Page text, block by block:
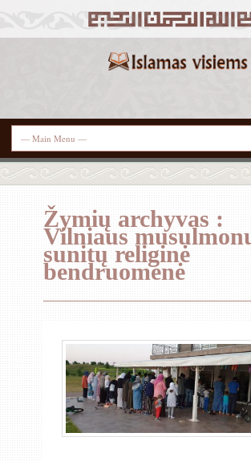
Žymių archyvas :
Vilniaus
sunitų religinė
bendruomenė